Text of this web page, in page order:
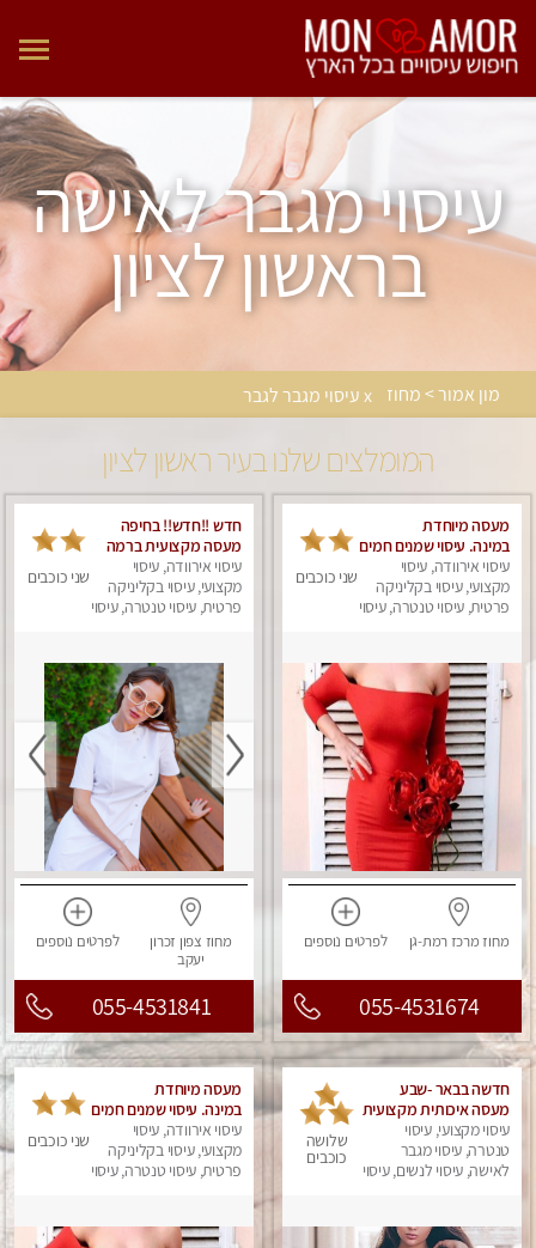
עיסוי מגבר לאישה
בראשון לציון
מון אמור > מחוז x עיסוי מגבר לגבר
המומלצים שלנו בעיר ראשון לציון
מעסה מיוחדת
במינה. עיסוי שמנים חמים
עיסוי אירוודה, עיסוי
מקצועי, עיסוי בקליניקה
פרטית, עיסוי טנטרה, עיסוי
שני כוכבים
מחוז מרכז רמת-גן לפרטים נוספים
055-4531674
חדש !!חדש!! בחיפה
מעסה מקצועית ברמה
גבוה
עיסוי אירוודה, עיסוי
מקצועי, עיסוי בקליניקה
פרטית, עיסוי טנטרה, עיסוי
שני כוכבים
מחוז צפון זכרון
יעקב
לפרטים נוספים
055-4531841
חדשה בבאר -שבע
מעסה איכותית מקצועית
ומפנקת
עיסוי מקצועי, עיסוי
טנטרה, עיסוי מגבר
לאישה, עיסוי לנשים, עיסוי
שלושה
כוכבים
מעסה מיוחדת
במינה. עיסוי שמנים חמים
עיסוי אירוודה, עיסוי
מקצועי, עיסוי בקליניקה
פרטית, עיסוי טנטרה, עיסוי
שני כוכבים